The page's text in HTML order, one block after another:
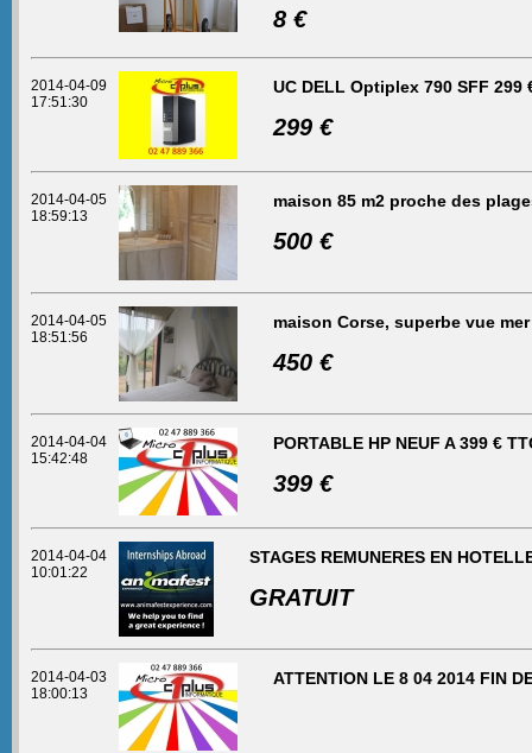
8 €
2014-04-09
17:51:30
UC DELL Optiplex 790 SFF 299
299 €
2014-04-05
18:59:13
maison 85 m2 proche des
500 €
2014-04-05
18:51:56
maison Corse, superbe vue mer
450 €
2014-04-04
15:42:48
PORTABLE HP NEUF A 399 €
399 €
2014-04-04
10:01:22
STAGES REMUNERES EN
GRATUIT
2014-04-03
18:00:13
ATTENTION LE 8 04 2014 FIN